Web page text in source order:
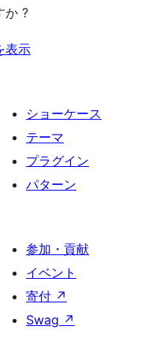
か ?
表示
ショーケース
テーマ
プラグイン
パターン
参加・貢献
イベント
寄付 ↗
Swag ↗